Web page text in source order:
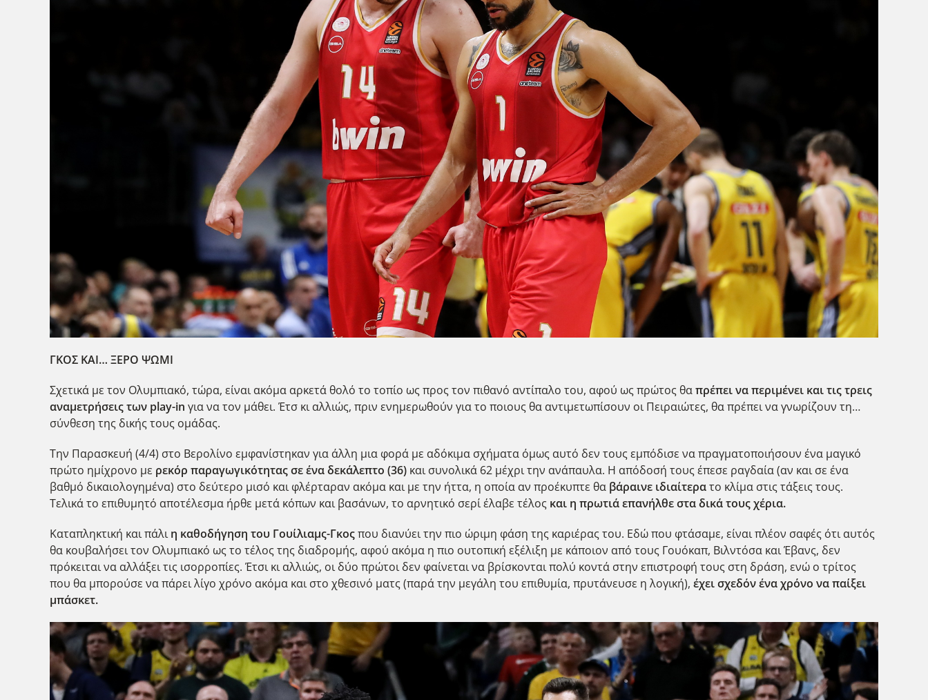
ΓΚΟΣ ΚΑΙ… ΞΕΡΟ ΨΩΜΙ
Σχετικά με τον Ολυμπιακό, τώρα, είναι ακόμα αρκετά θολό το τοπίο ως προς τον πιθανό αντίπαλο του, αφού ως πρώτος θαπρέπει να περιμένει και τις τρεις
αναμετρήσεις των play-in για να τον μάθει. Έτσ κι αλλιώς, πριν ενημερωθούν για το ποιους θα αντιμετωπίσουν οι Πειραιώτες, θα πρέπει να γνωρίζουν τη…
σύνθεση της δικής τους ομάδας.
Την Παρασκευή (4/4) στο Βερολίνο εμφανίστηκαν για άλλη μια φορά με αδόκιμα σχήματα όμως αυτό δεν τους εμπόδισε να πραγματοποιήσουν ένα μαγικό
πρώτο ημίχρονο με ρεκόρ παραγωγικότητας σε ένα δεκάλεπτο (36) και συνολικά 62 μέχρι την ανάπαυλα. Η απόδοσή τους έπεσε ραγδαία (αν και σε ένα
βαθμό δικαιολογημένα) στο δεύτερο μισό και φλέρταραν ακόμα και με την ήττα, η οποία αν προέκυπτε θα βάραινε ιδιαίτερατο κλίμα στις τάξεις τους.
Τελικά το επιθυμητό αποτέλεσμα ήρθε μετά κόπων και βασάνων, το αρνητικό σερί έλαβε τέλος και η πρωτιά επανήλθε στα δικά τους χέρια.
Καταπληκτική και πάλιη καθοδήγηση του Γουίλιαμς-Γκοςπου διανύει την πιο ώριμη φάση της καριέρας του. Εδώ που φτάσαμε, είναι πλέον σαφές ότι αυτός
θα κουβαλήσει τον Ολυμπιακό ως το τέλος της διαδρομής, αφού ακόμα η πιο ουτοπική εξέλιξη με κάποιον από τους Γουόκαπ, Βιλντόσα και Έβανς, δεν
πρόκειται να αλλάξει τις ισορροπίες. Έτσι κι αλλιώς, οι δύο πρώτοι δεν φαίνεται να βρίσκονται πολύ κοντά στην επιστροφή τους στη δράση, ενώ ο τρίτος
που θα μπορούσε να πάρει λίγο χρόνο ακόμα και στο χθεσινό ματς (παρά την μεγάλη του επιθυμία, πρυτάνευσε η λογική), έχει σχεδόν ένα χρόνο να παίξει
μπάσκετ.